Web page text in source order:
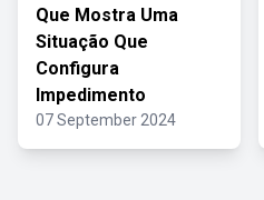
Que Mostra Uma
Situação Que
Configura
Impedimento
07 September 2024